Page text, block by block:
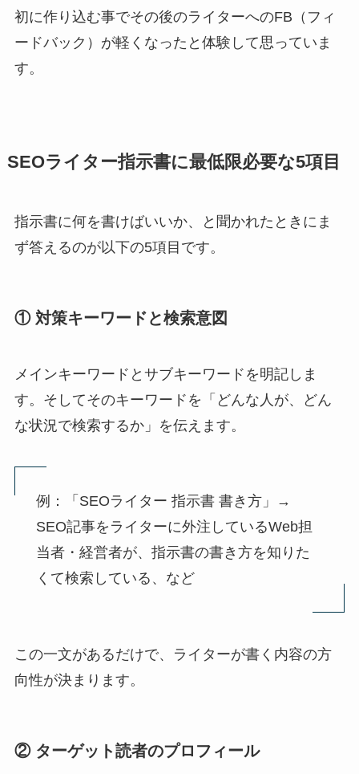
初に作り込む事でその後のライターへのFB（フィ
ードバック）が軽くなったと体験して思っていま
す。
SEOライター指示書に最低限必要な5項目
指示書に何を書けばいいか、と聞かれたときにま
ず答えるのが以下の5項目です。
① 対策キーワードと検索意図
メインキーワードとサブキーワードを明記しま
す。そしてそのキーワードを「どんな人が、どん
な状況で検索するか」を伝えます。
例：「SEOライター 指示書 書き方」→
SEO記事をライターに外注しているWeb担
当者・経営者が、指示書の書き方を知りた
くて検索している、など
この一文があるだけで、ライターが書く内容の方
向性が決まります。
② ターゲット読者のプロフィール